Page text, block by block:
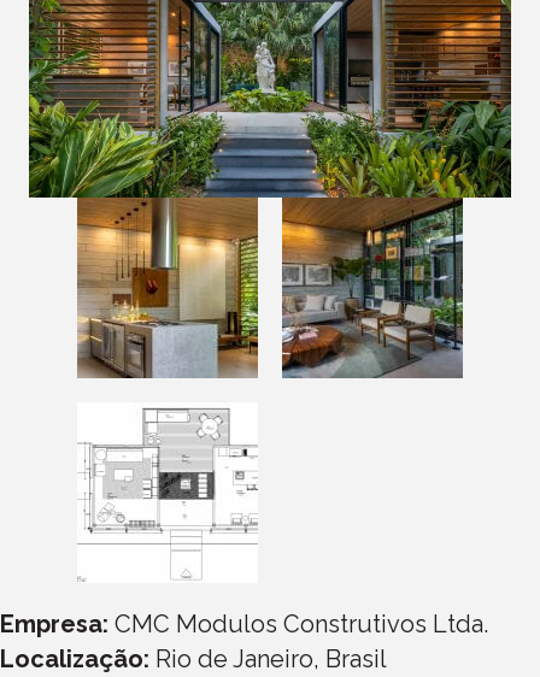
Empresa: CMC Modulos Construtivos Ltda.
Localização: Rio de Janeiro, Brasil